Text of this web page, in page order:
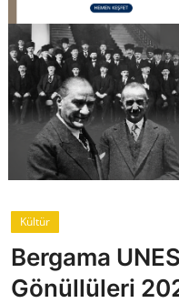
Çerez Politikası
Künye
Ankara
TBMM
Cumhurbaşkanlığı
Bakanlıklar
Kültür
Bergama
Gönüllüleri